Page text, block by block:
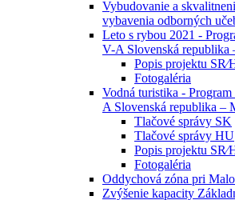
Vybudovanie a
vybavenia odborných
Leto s rybou 2021 -
V-A Slovenská republika
Popis projektu
Fotogaléria
Vodná turistika -
A Slovenská republika –
Tlačové správy SK
Tlačové správy HU
Popis projektu
Fotogaléria
Oddychová zóna pri
Zvýšenie kapacity